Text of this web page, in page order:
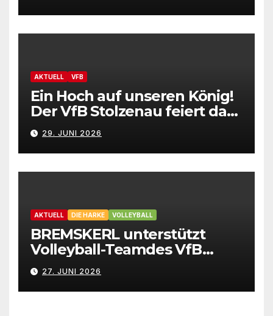
AKTUELL VFB
Ein Hoch auf unseren König!
Der VfB Stolzenau feiert das
Schützenfest 2026
29. JUNI 2026
AKTUELL DIE HARKE VOLLEYBALL
BREMSKERL unterstützt
Volleyball-Teamdes VfB
Stolzenau mit neuen Trikots
27. JUNI 2026